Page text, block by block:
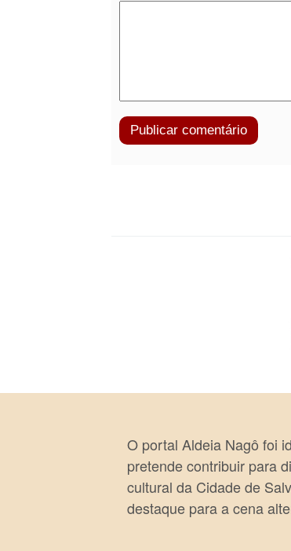
O portal Aldeia Nagô foi
pretende contribuir para
cultural da Cidade de
destaque para a cena